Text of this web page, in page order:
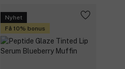
Nyhet
Få 10% bonus